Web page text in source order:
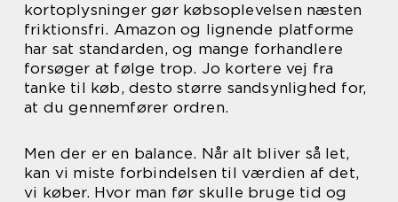
kortoplysninger gør købsoplevelsen næsten
friktionsfri. Amazon og lignende platforme
har sat standarden, og mange forhandlere
forsøger at følge trop. Jo kortere vej fra
tanke til køb, desto større sandsynlighed for,
at du gennemfører ordren.
Men der er en balance. Når alt bliver så let,
kan vi miste forbindelsen til værdien af det,
vi køber. Hvor man før skulle bruge tid og